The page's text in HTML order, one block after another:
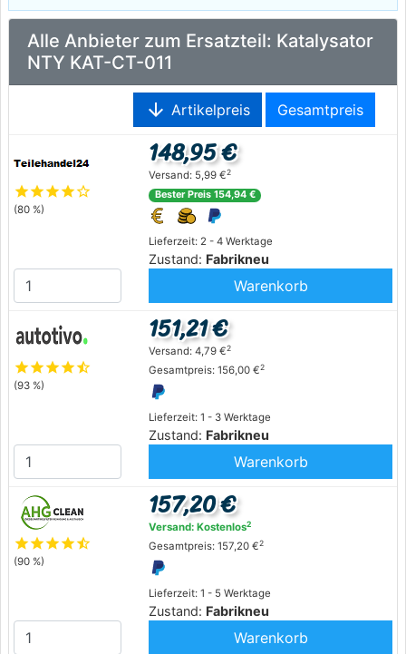
Alle Anbieter zum Ersatzteil: Katalysator
NTY KAT-CT-011
arrow_downward Artikelpreis Gesamtpreis
starstarstarstarstar_outline
(80 %)
Lieferzeit: 2 - 4 Werktage
Zustand: Fabrikneu
148,95 €
Versand: 5,99 €2
Bester Preis 154,94 €
Warenkorb
starstarstarstarstar_half
(93 %)
Lieferzeit: 1 - 3 Werktage
Zustand: Fabrikneu
151,21 €
Versand: 4,79 €2
Gesamtpreis: 156,00 €2
Warenkorb
starstarstarstarstar_half
(90 %)
Lieferzeit: 1 - 5 Werktage
Zustand: Fabrikneu
157,20 €
Versand: Kostenlos2
Gesamtpreis: 157,20 €2
Warenkorb